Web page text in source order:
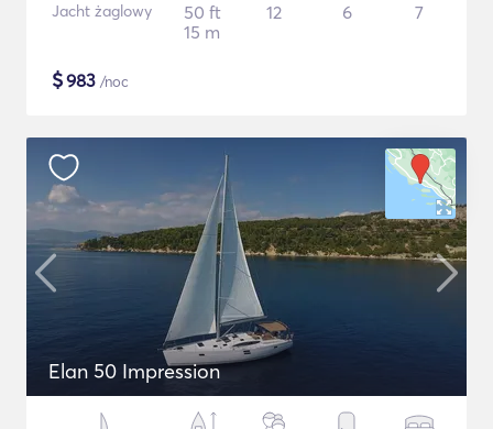
Jacht żaglowy
50 ft
15 m
12 6 7
$983 /noc
Elan 50 Impression